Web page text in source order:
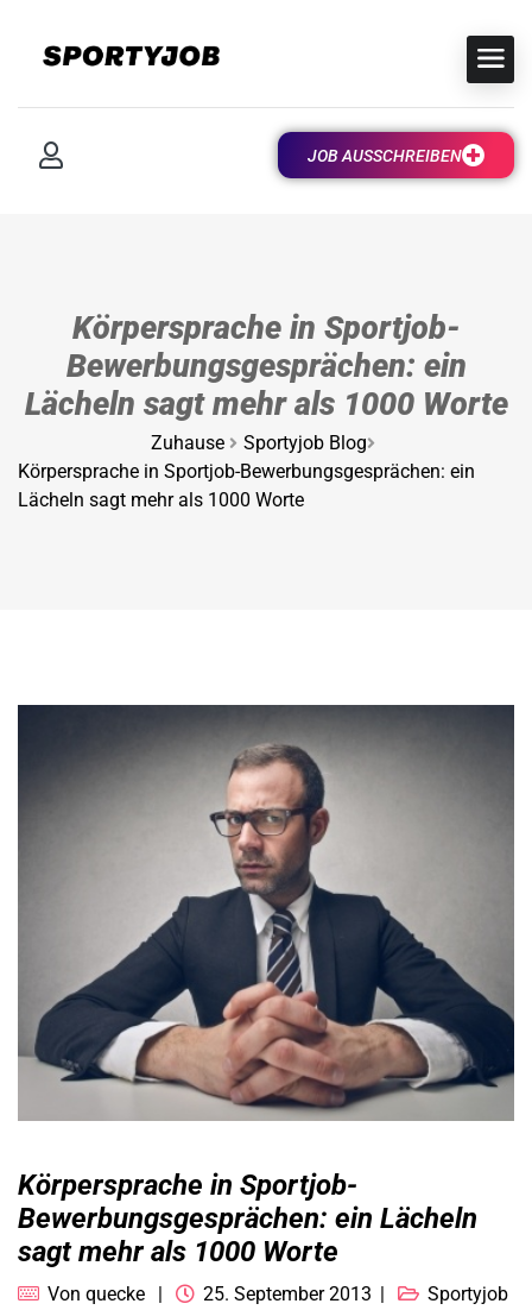
JOB AUSSCHREIBEN
Körpersprache in Sportjob-
Bewerbungsgesprächen: ein
Lächeln sagt mehr als 1000 Worte
Zuhause
Sportyjob Blog
Körpersprache in Sportjob-Bewerbungsgesprächen: ein
Lächeln sagt mehr als 1000 Worte
Körpersprache in Sportjob-
Bewerbungsgesprächen: ein Lächeln
sagt mehr als 1000 Worte
Von quecke 25. September 2013
Sportyjob